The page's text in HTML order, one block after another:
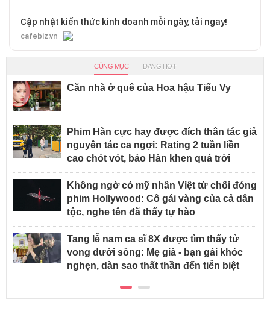
Cập nhật kiến thức kinh doanh mỗi ngày, tải ngay!
cafebiz.vn
CÙNG MỤC ĐANG HOT
Căn nhà ở quê của Hoa hậu Tiểu Vy
Phim Hàn cực hay được đích thân tác giả
nguyên tác ca ngợi: Rating 2 tuần liền
cao chót vót, báo Hàn khen quá trời
Không ngờ có mỹ nhân Việt từ chối đóng
phim Hollywood: Cô gái vàng của cả dân
tộc, nghe tên đã thấy tự hào
Tang lễ nam ca sĩ 8X được tìm thấy tử
vong dưới sông: Mẹ già - bạn gái khóc
nghẹn, dàn sao thất thần đến tiễn biệt